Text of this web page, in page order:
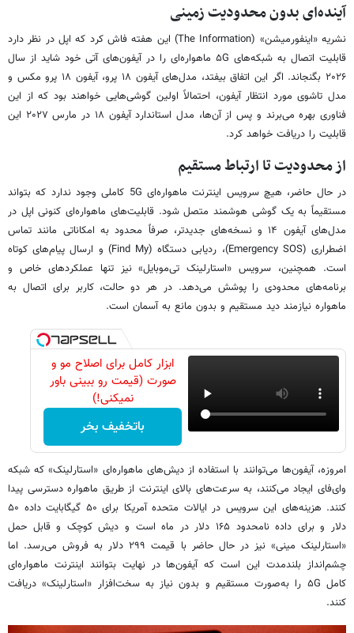
آینده‌ای بدون محدودیت زمینی
نشریه «اینفورمیشن» (The Information) این هفته فاش کرد که اپل در نظر دارد
قابلیت اتصال به شبکه‌های ۵G ماهواره‌ای را در آیفون‌های آتی خود شاید از سال
۲۰۲۶ بگنجاند. اگر این اتفاق بیفتد، مدل‌های آیفون ۱۸ پرو، آیفون ۱۸ پرو مکس و
مدل تاشوی مورد انتظار آیفون، احتمالاً اولین گوشی‌هایی خواهند بود که از این
فناوری بهره می‌برند و پس از آن‌ها، مدل استاندارد آیفون ۱۸ در مارس ۲۰۲۷ این
قابلیت را دریافت خواهد کرد.
از محدودیت تا ارتباط مستقیم
در حال حاضر، هیچ سرویس اینترنت ماهواره‌ای 5G کاملی وجود ندارد که بتواند
مستقیماً به یک گوشی هوشمند متصل شود. قابلیت‌های ماهواره‌ای کنونی اپل در
مدل‌های آیفون ۱۴ و نسخه‌های جدیدتر، صرفاً محدود به امکاناتی مانند تماس
اضطراری (Emergency SOS)، ردیابی دستگاه (Find My) و ارسال پیام‌های کوتاه
است. همچنین، سرویس «استارلینک تی‌موبایل» نیز تنها عملکردهای خاص و
برنامه‌های محدودی را پوشش می‌دهد. در هر دو حالت، کاربر برای اتصال به
ماهواره نیازمند دید مستقیم و بدون مانع به آسمان است.
ابزار کامل برای اصلاح مو و
صورت (قیمت رو ببینی باور
نمیکنی!)
باتخفیف بخر
امروزه، آیفون‌ها می‌توانند با استفاده از دیش‌های ماهواره‌ای «استارلینک» که شبکه
وای‌فای ایجاد می‌کنند، به سرعت‌های بالای اینترنت از طریق ماهواره دسترسی پیدا
کنند. هزینه‌های این سرویس در ایالات متحده آمریکا برای ۵۰ گیگابایت داده ۵۰
دلار و برای داده نامحدود ۱۶۵ دلار در ماه است و دیش کوچک و قابل حمل
«استارلینک مینی» نیز در حال حاضر با قیمت ۲۹۹ دلار به فروش می‌رسد. اما
چشم‌انداز بلندمدت این است که آیفون‌ها در نهایت بتوانند اینترنت ماهواره‌ای
کامل ۵G را به‌صورت مستقیم و بدون نیاز به سخت‌افزار «استارلینک» دریافت
کنند.